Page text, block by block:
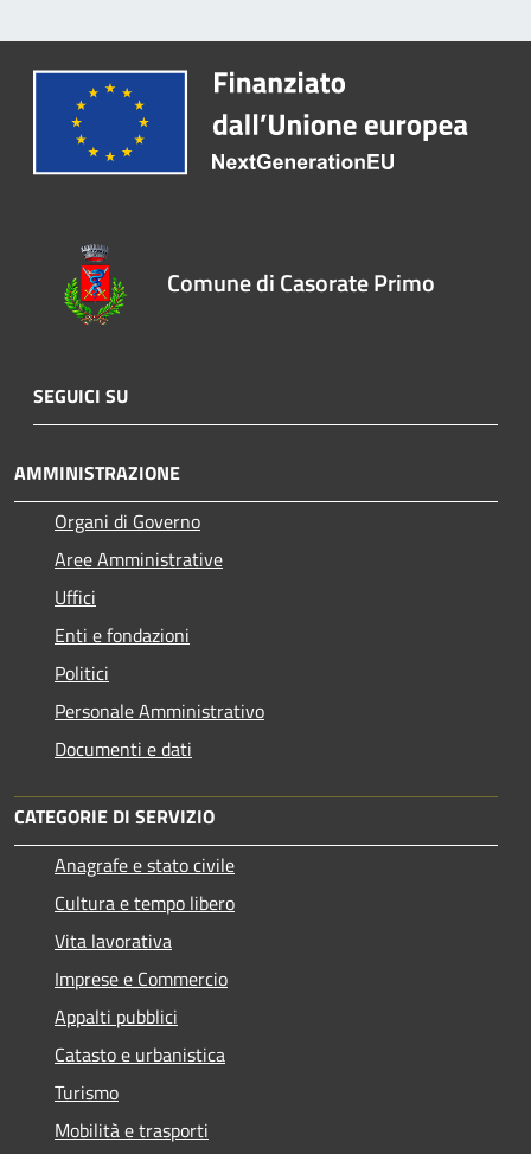
Comune di Casorate Primo
SEGUICI SU
AMMINISTRAZIONE
Organi di Governo
Aree Amministrative
Uffici
Enti e fondazioni
Politici
Personale Amministrativo
Documenti e dati
CATEGORIE DI SERVIZIO
Anagrafe e stato civile
Cultura e tempo libero
Vita lavorativa
Imprese e Commercio
Appalti pubblici
Catasto e urbanistica
Turismo
Mobilità e trasporti